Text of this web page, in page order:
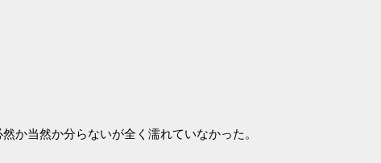
か当然か分らないが全く濡れていなかった。